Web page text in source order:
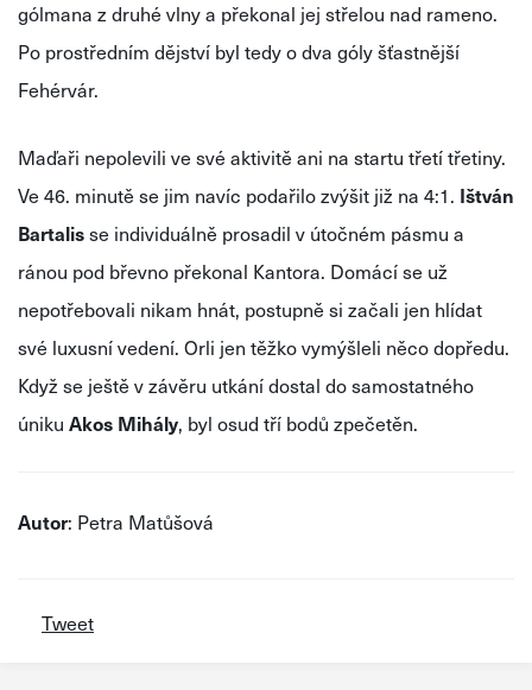
gólmana z druhé vlny a překonal jej střelou nad rameno.
Po prostředním dějství byl tedy o dva góly šťastnější
Fehérvár.
Maďaři nepolevili ve své aktivitě ani na startu třetí třetiny.
Ve 46. minutě se jim navíc podařilo zvýšit již na 4:1. Ištván
Bartalisse individuálně prosadil v útočném pásmu a
ránou pod břevno překonal Kantora. Domácí se už
nepotřebovali nikam hnát, postupně si začali jen hlídat
své luxusní vedení. Orli jen těžko vymýšleli něco dopředu.
Když se ještě v závěru utkání dostal do samostatného
úniku Akos Mihály, byl osud tří bodů zpečetěn.
Autor: Petra Matůšová
Tweet